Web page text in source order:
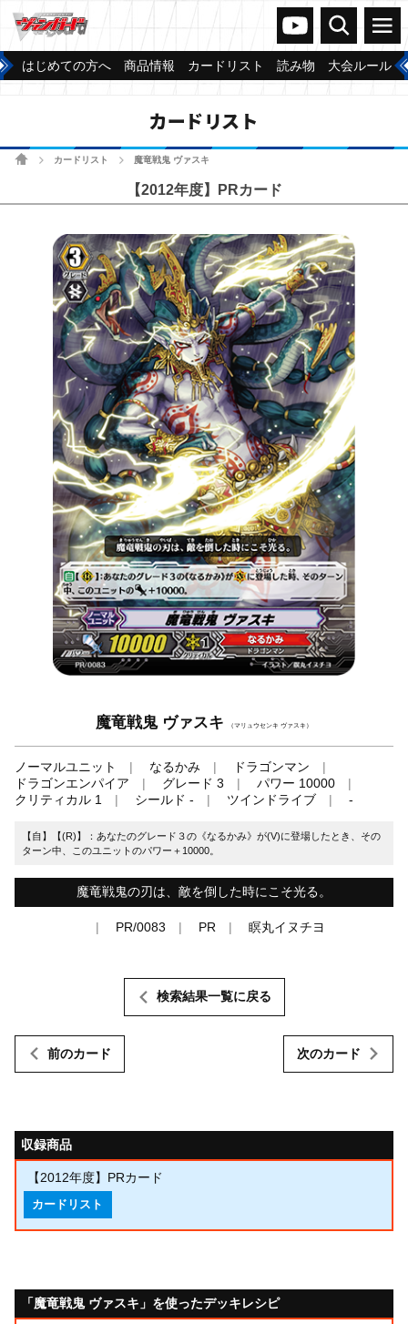
ヴァンガードch
検索 メニュー
はじめての方へ 商品情報 カードリスト 読み物 大会ルール
カードリスト
ホームカードリスト 魔竜戦鬼 ヴァスキ
【2012年度】PRカード
魔竜戦鬼 ヴァスキ （マリュウセンキ ヴァスキ）
ノーマルユニット なるかみ
ドラゴンマン
ドラゴンエンパイア
グレード 3
パワー 10000
クリティカル 1
シールド - ツインドライブ -
【自】【(R)】：あなたのグレード３の《なるかみ》が(V)に登場したとき、その
ターン中、このユニットのパワー＋10000。
魔竜戦鬼の刃は、敵を倒した時にこそ光る。
PR/0083 PR 瞑丸イヌチヨ
前のカード
検索結果一覧に戻る
次のカード
収録商品
【2012年度】PRカード
カードリスト
「魔竜戦鬼 ヴァスキ」を使ったデッキレシピ